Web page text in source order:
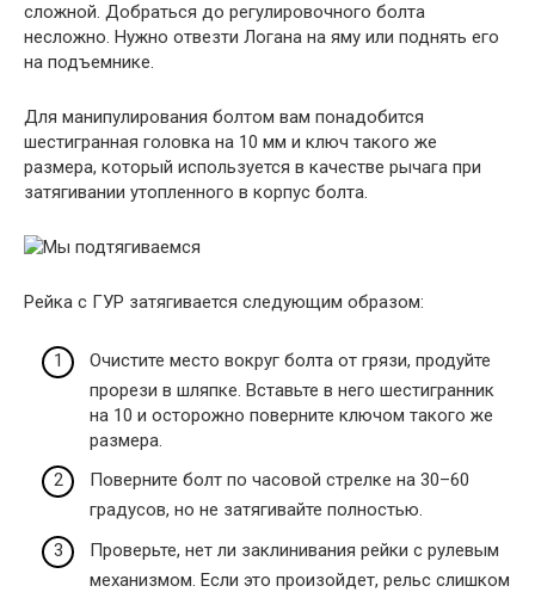
сложной. Добраться до регулировочного болта
несложно. Нужно отвезти Логана на яму или поднять его
на подъемнике.
Для манипулирования болтом вам понадобится
шестигранная головка на 10 мм и ключ такого же
размера, который используется в качестве рычага при
затягивании утопленного в корпус болта.
Рейка с ГУР затягивается следующим образом:
Очистите место вокруг болта от грязи, продуйте
прорези в шляпке. Вставьте в него шестигранник
на 10 и осторожно поверните ключом такого же
размера.
Поверните болт по часовой стрелке на 30–60
градусов, но не затягивайте полностью.
Проверьте, нет ли заклинивания рейки с рулевым
механизмом. Если это произойдет, рельс слишком